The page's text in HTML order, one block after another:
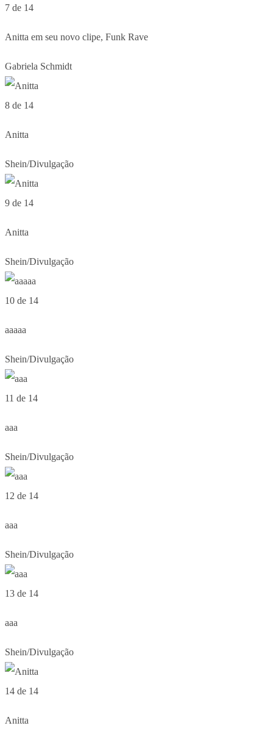
7 de 14
Anitta em seu novo clipe, Funk Rave
Gabriela Schmidt
8 de 14
Anitta
Shein/Divulgação
9 de 14
Anitta
Shein/Divulgação
10 de 14
aaaaa
Shein/Divulgação
11 de 14
aaa
Shein/Divulgação
12 de 14
aaa
Shein/Divulgação
13 de 14
aaa
Shein/Divulgação
14 de 14
Anitta